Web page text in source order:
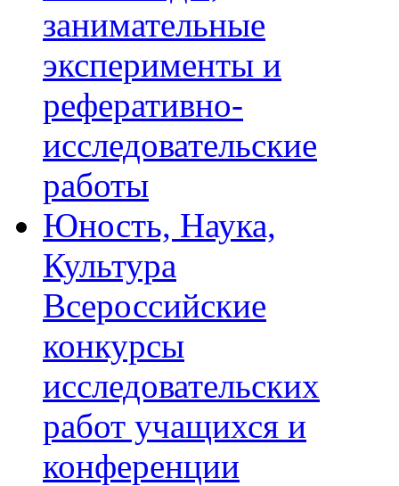
занимательные
эксперименты и
реферативно-
исследовательские
работы
Юность, Наука,
Культура
Всероссийские
конкурсы
исследовательских
работ учащихся и
конференции